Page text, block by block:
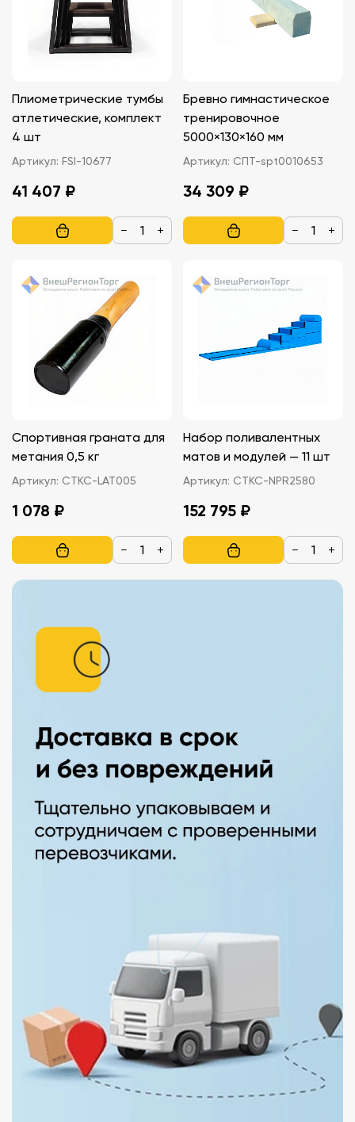
Плиометрические тумбы
атлетические, комплект
4 шт
Артикул: FSI-10677
41 407 ₽
− +
Бревно гимнастическое
тренировочное
5000×130×160 мм
Артикул: СПТ-spt0010653
34 309 ₽
− +
Спортивная граната для
метания 0,5 кг
Артикул: СТКС-LAT005
1 078 ₽
− +
Набор поливалентных
матов и модулей — 11 шт
Артикул: СТКС-NPR2580
152 795 ₽
− +